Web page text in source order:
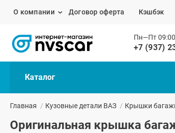
О компании Договор оферта Кэшбэк
Пн—Пт
+7 (937)
Каталог
Главная / Кузовные детали ВАЗ / Крышки
Оригинальная крышка